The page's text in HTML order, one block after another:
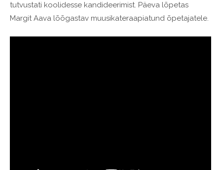
tutvustati koolidesse kandideerimist. Päeva lõpetas
Margit Aava lõõgastav muusikateraapiatund õpetajatele.